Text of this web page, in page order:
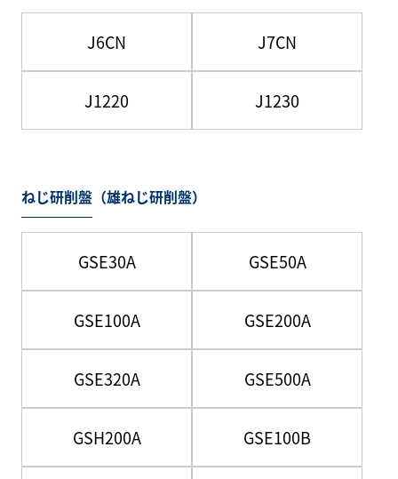
J6CN J7CN
J1220 J1230
ねじ研削盤（雄ねじ研削盤）
GSE30A GSE50A
GSE100A GSE200A
GSE320A GSE500A
GSH200A GSE100B